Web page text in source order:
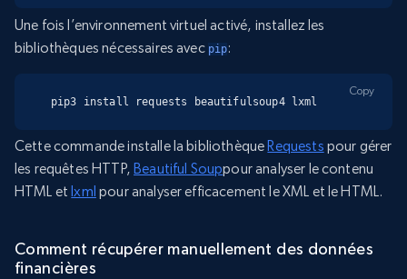
Une fois l’environnement virtuel activé, installez les
bibliothèques nécessaires avec pip:
pip3 install requests beautifulsoup4 lxml
Copy
Cette commande installe la bibliothèque Requests pour gérer
les requêtes HTTP, Beautiful Souppour analyser le contenu
HTML et lxml pour analyser efficacement le XML et le HTML.
Comment récupérer manuellement des données
financières